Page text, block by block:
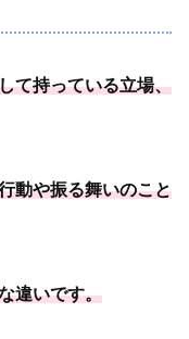
て持っている立場、
動や振る舞いのこと
違いです。